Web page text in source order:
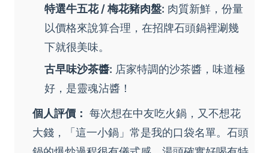
特選牛五花 / 梅花豬肉盤: 肉質新鮮，份量
以價格來說算合理，在招牌石頭鍋裡涮幾
下就很美味。
古早味沙茶醬: 店家特調的沙茶醬，味道極
好，是靈魂沾醬！
個人評價： 每次想在中友吃火鍋，又不想花
大錢，「這一小鍋」常是我的口袋名單。石頭